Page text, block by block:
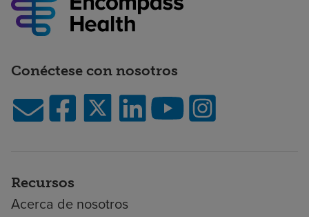
Conéctese con nosotros
Recursos
Acerca de nosotros